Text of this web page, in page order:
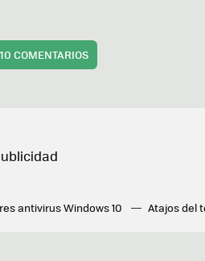
10 COMENTARIOS
antivirus Windows 10 Atajos del